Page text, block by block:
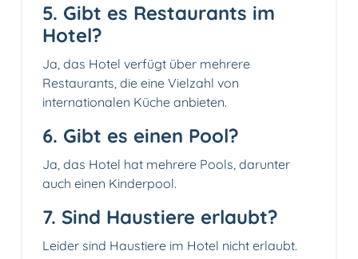
5. Gibt es Restaurants im
Hotel?
Ja, das Hotel verfügt über mehrere
Restaurants, die eine Vielzahl von
internationalen Küche anbieten.
6. Gibt es einen Pool?
Ja, das Hotel hat mehrere Pools, darunter
auch einen Kinderpool.
7. Sind Haustiere erlaubt?
Leider sind Haustiere im Hotel nicht erlaubt.